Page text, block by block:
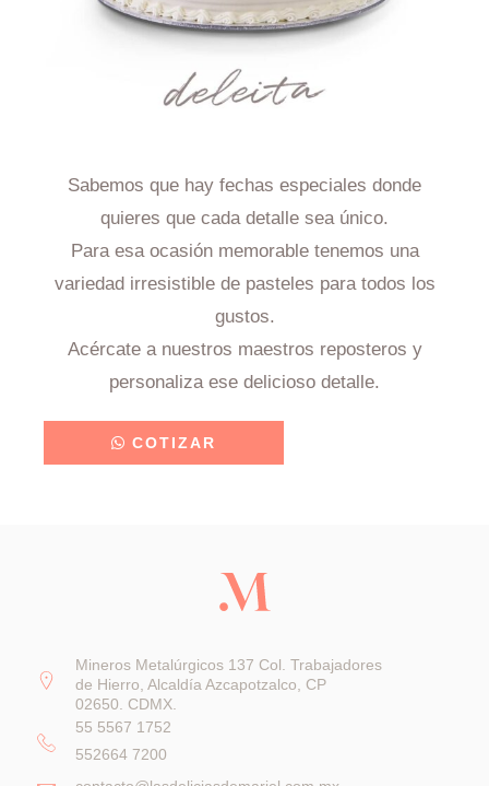
Sabemos que hay fechas especiales donde
quieres que cada detalle sea único.
Para esa ocasión memorable tenemos una
variedad irresistible de pasteles para todos los
gustos.
Acércate a nuestros maestros reposteros y
personaliza ese delicioso detalle.
COTIZAR
Mineros Metalúrgicos 137 Col. Trabajadores
de Hierro, Alcaldía Azcapotzalco, CP
02650. CDMX.
55 5567 1752
552664 7200